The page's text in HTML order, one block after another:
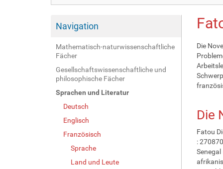
Navigation
Mathematisch-naturwissenschaftliche
Fächer
Gesellschaftswissenschaftliche und
philosophische Fächer
Sprachen und Literatur
Deutsch
Englisch
Französisch
Sprache
Land und Leute
Die
Die
Fatou
: